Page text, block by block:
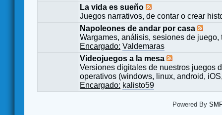
La vida es sueño
Juegos narrativos, de contar o crear
Napoleones de andar por casa
Wargames, análisis, sesiones de
Encargado: Valdemaras
Videojuegos a la mesa
Versiones digitales de nuestros juegos
operativos (windows, linux, android,
Encargado: kalisto59
Powered By